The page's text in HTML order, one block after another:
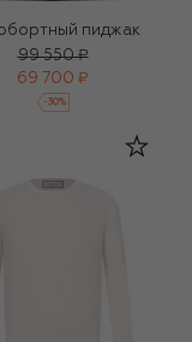
пиджак
99 550 ₽
69 700 ₽
-30%